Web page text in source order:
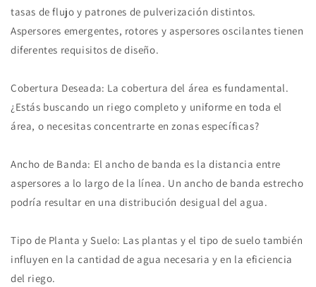
tasas de flujo y patrones de pulverización distintos.
Aspersores emergentes, rotores y aspersores oscilantes tienen
diferentes requisitos de diseño.
Cobertura Deseada: La cobertura del área es fundamental.
¿Estás buscando un riego completo y uniforme en toda el
área, o necesitas concentrarte en zonas específicas?
Ancho de Banda: El ancho de banda es la distancia entre
aspersores a lo largo de la línea. Un ancho de banda estrecho
podría resultar en una distribución desigual del agua.
Tipo de Planta y Suelo: Las plantas y el tipo de suelo también
influyen en la cantidad de agua necesaria y en la eficiencia
del riego.